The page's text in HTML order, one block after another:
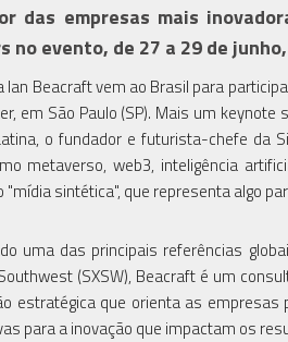
das empresas mais
no evento, de 27 a 29 de
Ian Beacraft vem ao Brasil para
em São Paulo (SP). Mais um
o fundador e futurista-chefe da
metaverso, web3, inteligência
"mídia sintética", que representa algo
uma das principais referências
(SXSW), Beacraft é um
estratégica que orienta as
para a inovação que impactam os